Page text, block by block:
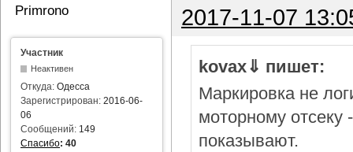
Primrono 2017-11-07
Участник
Неактивен
Откуда: Одесса
Зарегистрирован: 2016-06-
06
Сообщений: 149
Спасибо: 40
kovax⇓ пишет:
Маркировка не
моторному отсеку
показывают.